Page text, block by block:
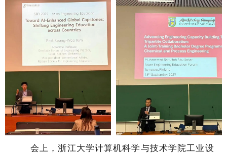
会上，浙江大学计算机科学与技术学院工业设